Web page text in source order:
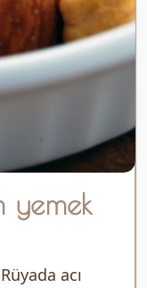
yemek
acı